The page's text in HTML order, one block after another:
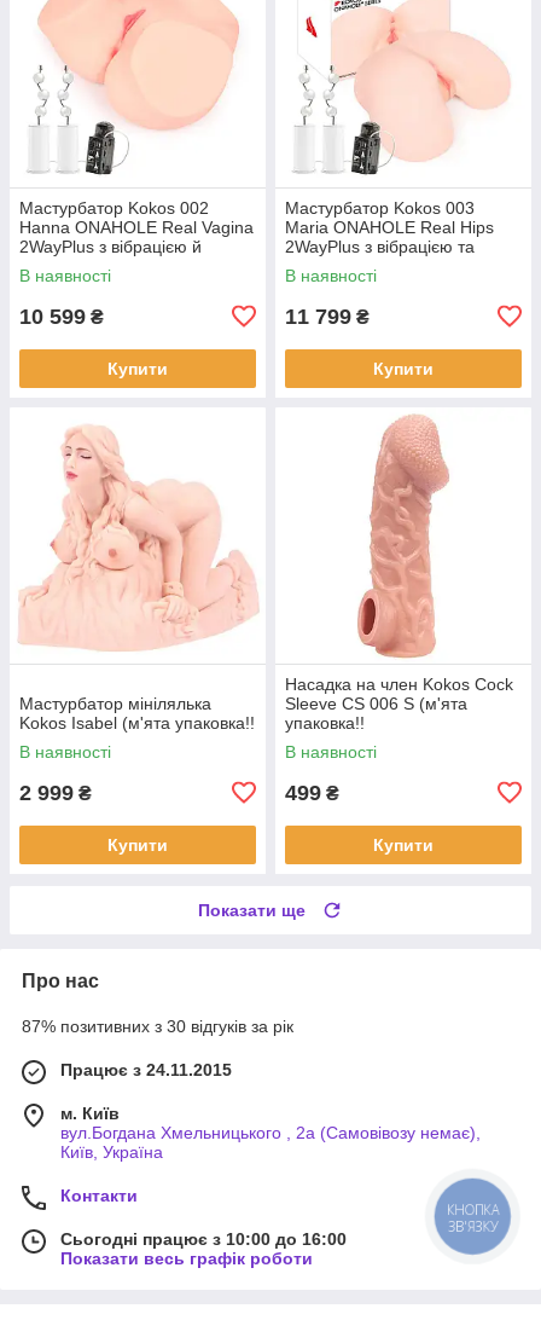
Мастурбатор Kokos 002
Hanna ONAHOLE Real Vagina
2WayPlus з вібрацією й
масажем (м'ята упаковка!!!
В наявності
10 599 ₴
Купити
Мастурбатор Kokos 003
Maria ONAHOLE Real Hips
2WayPlus з вібрацією та
масажем (м'ята упаковка!!!
В наявності
11 799 ₴
Купити
Мастурбатор мінілялька
Kokos Isabel (м'ята упаковка!!
В наявності
2 999 ₴
Купити
Насадка на член Kokos Cock
Sleeve CS 006 S (м'ята
упаковка!!
В наявності
499 ₴
Купити
Показати ще
Про нас
87% позитивних з 30 відгуків за рік
Працює з 24.11.2015
м. Київ
вул.Богдана Хмельницького , 2а (Самовівозу немає),
Київ, Україна
Контакти
Сьогодні працює з 10:00 до 16:00
Показати весь графік роботи
КНОПКА
ЗВ'ЯЗКУ